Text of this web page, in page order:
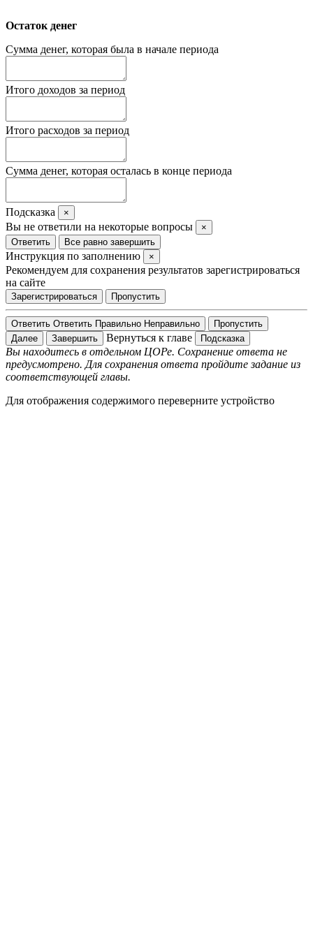
Остаток денег
Сумма денег, которая была в начале периода
Итого доходов за период
Итого расходов за период
Сумма денег, которая осталась в конце периода
Подсказка ×
Вы не ответили на некоторые вопросы
×
Ответить
Все равно завершить
Инструкция по заполнению ×
Рекомендуем для сохранения результатов зарегистрироваться
на сайте
Зарегистрироваться Пропустить
Ответить Ответить Правильно Неправильно
Пропустить
Далее
Завершить Вернуться к главе Подсказка
Вы находитесь в отдельном ЦОРе. Сохранение ответа не
предусмотрено. Для сохранения ответа пройдите задание из
соответствующей главы.
Для отображения содержимого переверните устройство